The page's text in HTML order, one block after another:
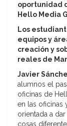
oportunidad
Hello Media
Los
equipos y
creación y
reales de
Javier
alumnos el
oficinas de
en las oficinas
orientada a
cosas